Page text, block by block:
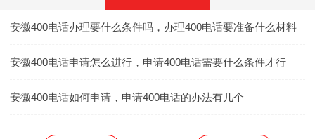
安徽400电话办理要什么条件吗，办理400电话要准备什么材料
安徽400电话申请怎么进行，申请400电话需要什么条件才行
安徽400电话如何申请，申请400电话的办法有几个